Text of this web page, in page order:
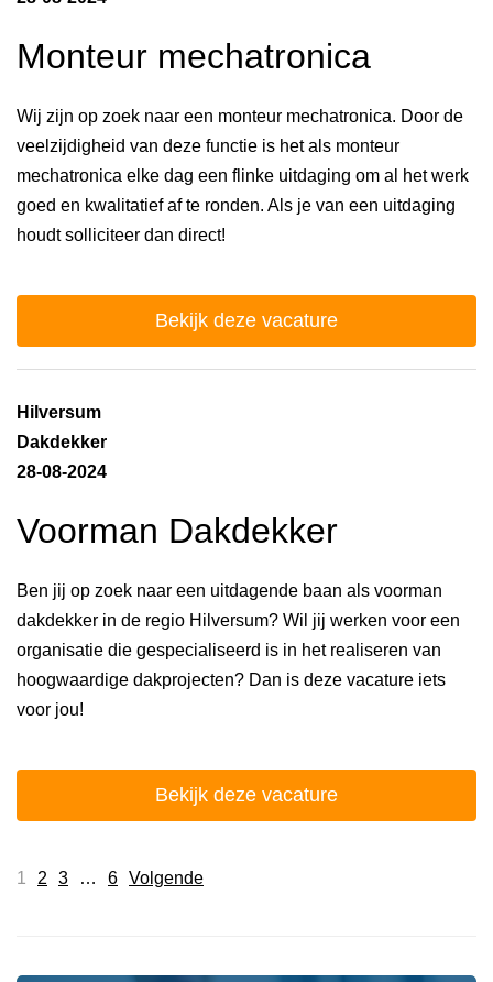
Monteur mechatronica
Wij zijn op zoek naar een monteur mechatronica. Door de
veelzijdigheid van deze functie is het als monteur
mechatronica elke dag een flinke uitdaging om al het werk
goed en kwalitatief af te ronden. Als je van een uitdaging
houdt solliciteer dan direct!
Bekijk deze vacature
Hilversum
Dakdekker
28-08-2024
Voorman Dakdekker
Ben jij op zoek naar een uitdagende baan als voorman
dakdekker in de regio Hilversum? Wil jij werken voor een
organisatie die gespecialiseerd is in het realiseren van
hoogwaardige dakprojecten? Dan is deze vacature iets
voor jou!
Bekijk deze vacature
1 2 3 … 6 Volgende